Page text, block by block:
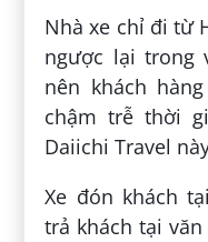
Nhà xe chỉ đi từ
ngược lại trong
nên khách
chậm trễ thời
Daiichi Travel
Xe đón khách
trả khách tại